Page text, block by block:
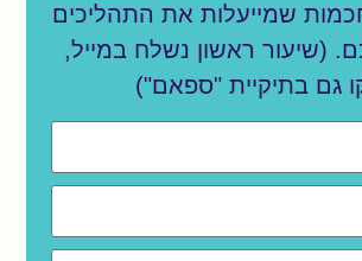
שמייעלות את התהליכים
(שיעור ראשון נשלח במייל,
גם בתיקיית "ספאם")